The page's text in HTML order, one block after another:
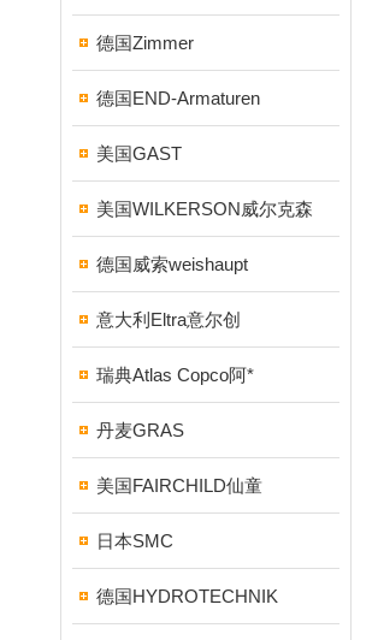
德国Zimmer
德国END-Armaturen
美国GAST
美国WILKERSON威尔克森
德国威索weishaupt
意大利Eltra意尔创
瑞典Atlas Copco阿*
丹麦GRAS
美国FAIRCHILD仙童
日本SMC
德国HYDROTECHNIK